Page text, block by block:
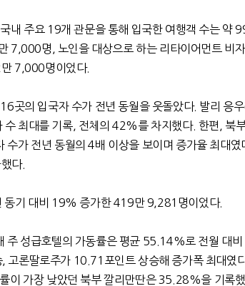
내 주요 19개 관문을 통해 입국한 여행객 수는 약
7,000명, 노인을 대상으로 하는 리타이어먼트 비
7,000명이었다.
곳의 입국자 수가 전년 동월을 웃돌았다. 발리 응
수 최대를 기록, 전체의 42%를 차지했다. 한편, 북
수가 전년 동월의 4배 이상을 보이며 증가율 최대
다.
동기 대비 19% 증가한 419만 9,281명이었다.
주 성급호텔의 가동률은 평균 55.14%로 전월 대
, 고론딸로주가 10.71포인트 상승해 증가폭 최대였
이 가장 낮았던 북부 깔리만딴은 35.28%을 기록했